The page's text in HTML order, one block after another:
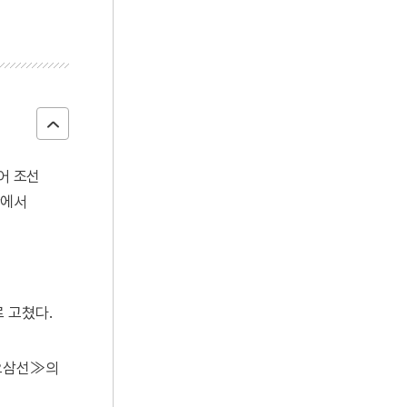
조선
서
고쳤다.
삼선≫의